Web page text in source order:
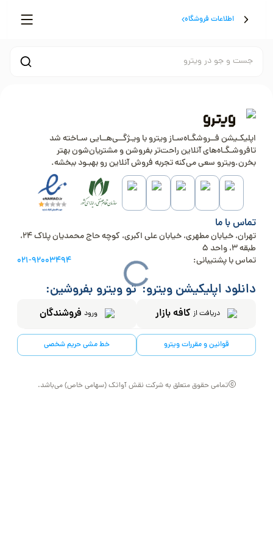
اطلاعات فروشگاه
جست و جو در ویترو
اپلیکـیشن فــروشگـاه‌سـاز ویترو با ویـژگــی‌هــایی سـاخته شد
تافروشـگـاه‌های آنلاین راحت‌تر بفروشن و مشتریان‌شون بهتر
بخرن.ویترو سعی می‌کنه تجربه فروش آنلاین رو بهبـود ببخشه.
تماس با ما
تهران، خیابان مطهری، خیابان علی اکبری، کوچه حاج محمدیان پلاک 24،
طبقه 3، واحد 5
تماس با پشتیبانی:
021-92003494
دانلود اپلیکیشن ویترو:
دریافت از کافه بازار
تو ویترو بفروشین:
ورود فروشندگان
قوانین و مقررات ویترو خط مشی حریم شخصی
تمامی حقوق متعلق به شرکت نقش آواتک (سهامی خاص) می‌باشد.